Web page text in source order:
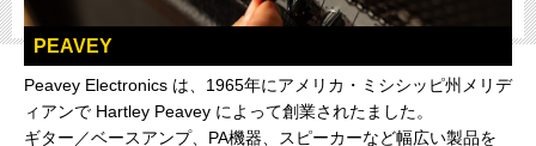
PEAVEY
Peavey Electronics は、1965年にアメリカ・ミシシッピ州メリデ
ィアンで Hartley Peavey によって創業されたました。
ギター／ベースアンプ、PA機器、スピーカーなど幅広い製品を